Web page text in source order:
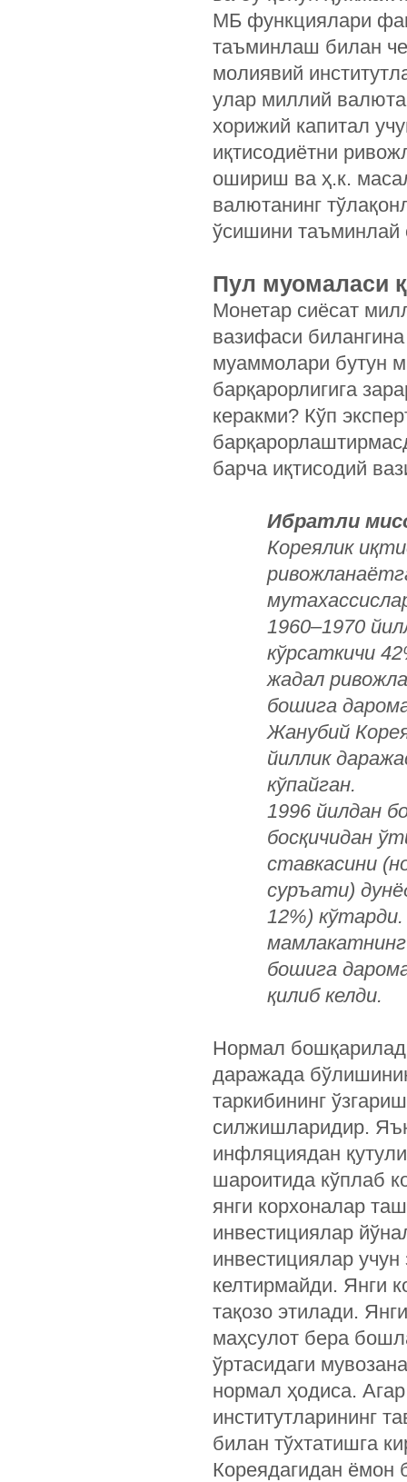
МБ функциялари
таъминлаш билан
молиявий
улар миллий
хорижий капитал
иқтисодиётни
ошириш ва ҳ.к.
валютанинг
ўсишини таъминлай
Пул муомаласи
Монетар сиёсат
вазифаси
муаммолари бутун
барқарорлигига
керакми? Кўп
барча иқтисодий
Ибратли
Кореялик
1960–1970
кўрсаткичи
жадал
бошига
Жанубий
йиллик
кўпайган.
1996 йилдан
босқичидан
ставкасини
суръати)
12%)
бошига
қилиб келди.
Нормал
даражада
таркибининг
силжишларидир.
инфляциядан
шароитида кўплаб
янги корхоналар
инвестициялар
инвестициялар
келтирмайди. Янги
тақозо этилади.
маҳсулот бера
ўртасидаги
нормал ҳодиса.
институтларининг
билан тўхтатишга
Кореядагидан ёмон